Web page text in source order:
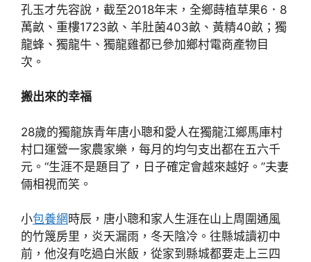
孔玉才先容說，截至2018年末，全鄉蒔植草果6．8
萬畝、重樓1723畝、羊肚菌403畝、黃精40畝；獨
龍蜂、獨龍牛、獨龍雞都已參加鄉村電商產物目
次。
搬出來的幸福
28歲的獨龍族青年唐小聰和愛人在獨龍江鄉馬庫村
村口運營一家農家樂，每月的均勻支出都在五六千
元。“生涯不是題目了，日子確定會越來越好。”夫妻
倆相視而笑。
小包養網 時辰，唐小聰和家人生涯在山上周圍通風
的竹篾房里，炎天漏雨，冬天陰冷。往縣城讀初中
前，他沒有吃過白米飯，從家到縣城都要走上三四